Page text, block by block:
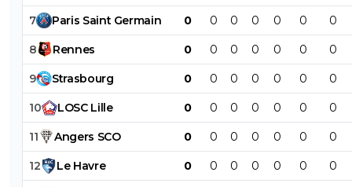
7 Paris Saint Germain 0 0 0 0 0 0 0
8 Rennes 0 0 0 0 0 0 0
9 Strasbourg 0 0 0 0 0 0 0
10 LOSC Lille 0 0 0 0 0 0 0
11 Angers SCO 0 0 0 0 0 0 0
12 Le Havre 0 0 0 0 0 0 0